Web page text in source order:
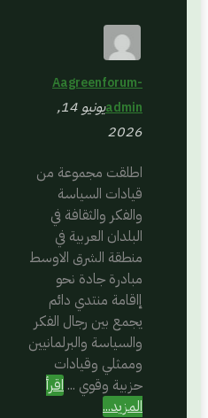
Aagreenforum-
admin
يونيو 14,
2026
اطلقت مجموعة من
قيادات السياسة
والفكر والثقافة في
البلدان العربية في
منطقة الشرق الاوسط
مبادرة جادة نحو
إاقامة منتدي دائم
يجمع بين رجال الفكر
والسياسة والبرلمانيين
وممثلي وقيادات
حزبية وقوي ... اقرأ
المزيد...